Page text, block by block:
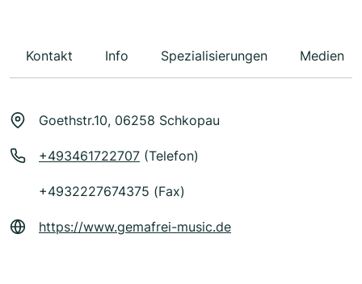
Kontakt Info Spezialisierungen Medien
Goethstr.10, 06258 Schkopau
+493461722707 (Telefon)
+4932227674375 (Fax)
https://www.gemafrei-music.de